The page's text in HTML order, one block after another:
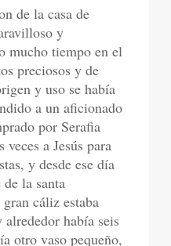
de la casa de
y
mucho tiempo en el
preciosos y de
y uso se había
a un aficionado
por Serafia
a Jesús para
y desde ese día
la santa
cáliz estaba
alrededor había seis
otro vaso pequeño,